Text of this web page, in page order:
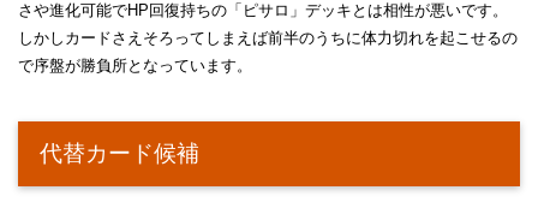
さや進化可能でHP回復持ちの「ピサロ」デッキとは相性が悪いです。
しかしカードさえそろってしまえば前半のうちに体力切れを起こせるの
で序盤が勝負所となっています。
代替カード候補